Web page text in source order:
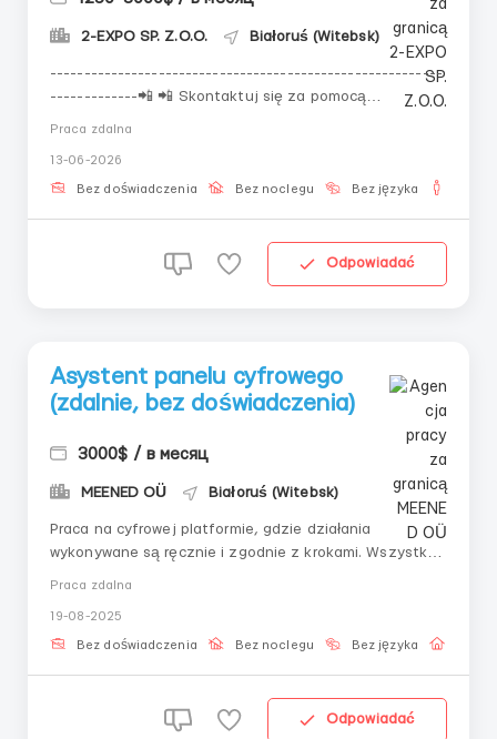
2-EXPO SP. Z.O.O. Białoruś (Witebsk)
----------------------------------------------------------
-------------📲 📲 Skontaktuj się za pomocą
-------------------------------------------------------
Obserwujesz, jak inni zarabiają od dłuższe...
Praca zdalna
13-06-2026
Bez doświadczenia Bez noclegu Bez języka
Odpowiadać
Asystent panelu cyfrowego
(zdalnie, bez doświadczenia)
3000$ / в месяц
MEENED OÜ Białoruś (Witebsk)
Praca na cyfrowej platformie, gdzie działania
wykonywane są ręcznie i zgodnie z krokami. Wszystko
jest wymagane. 📌 Zadania:– Logowanie się do
systemu za pomocą indywidualnego klucza–
Praca zdalna
19-08-2025
Bez doświadczenia Bez noclegu Bez języka
Odpowiadać